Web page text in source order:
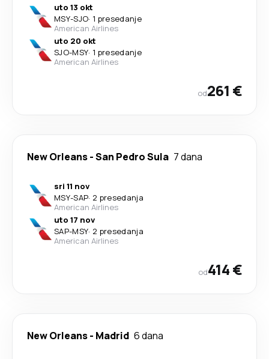
uto 13 okt
MSY-SJO· 1 presedanje
American Airlines
uto 20 okt
SJO-MSY· 1 presedanje
American Airlines
od261 €
New Orleans-San Pedro Sula 7 dana
sri 11 nov
MSY-SAP· 2 presedanja
American Airlines
uto 17 nov
SAP-MSY· 2 presedanja
American Airlines
od414 €
New Orleans- Madrid 6 dana